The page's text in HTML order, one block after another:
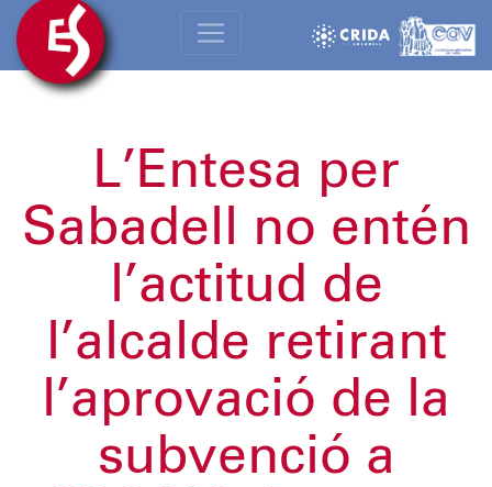
L’Entesa per
Sabadell no entén
l’actitud de
l’alcalde retirant
l’aprovació de la
subvenció a